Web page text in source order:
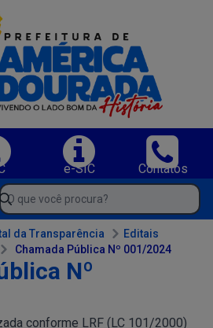
de America Dourada-BA
de America Dourada-BA;
e-SIC
Contatos
de America Dourada-BA
O que você procura?
Dourada-BA
da Transparência
Editais
Chamada Pública Nº 001/2024
Nº
conforme LRF (LC 101/2000)